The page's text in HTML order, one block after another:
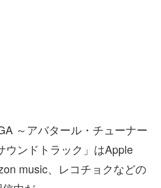
～アバタール・チューナー
ウンドトラック」はApple
music、レコチョクなどの